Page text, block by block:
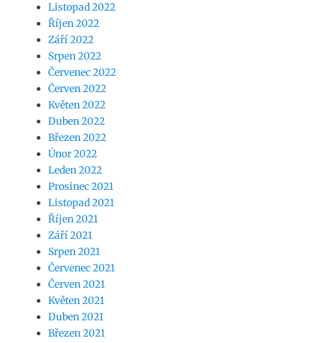
Listopad 2022
Říjen 2022
Září 2022
Srpen 2022
Červenec 2022
Červen 2022
Květen 2022
Duben 2022
Březen 2022
Únor 2022
Leden 2022
Prosinec 2021
Listopad 2021
Říjen 2021
Září 2021
Srpen 2021
Červenec 2021
Červen 2021
Květen 2021
Duben 2021
Březen 2021